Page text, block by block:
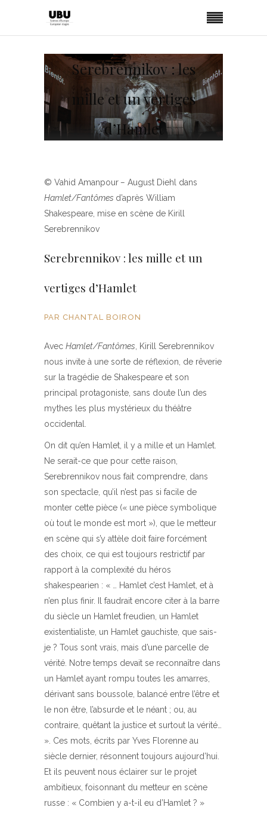
Serebrennikov : les
mille et un vertiges
d’Hamlet
© Vahid Amanpour– August Diehl dans
Hamlet/Fantômes d’après William
Shakespeare, mise en scène de Kirill
Serebrennikov
Serebrennikov : les mille et un
vertiges d’Hamlet
PAR CHANTAL BOIRON
Avec Hamlet/Fantômes , Kirill Serebrennikov
nous invite à une sorte de réflexion, de rêverie
sur la tragédie de Shakespeare et son
principal protagoniste, sans doute l’un des
mythes les plus mystérieux du théâtre
occidental.
On dit qu’en Hamlet, il y a mille et un Hamlet.
Ne serait-ce que pour cette raison,
Serebrennikov nous fait comprendre, dans
son spectacle, qu’il n’est pas si facile de
monter cette pièce (« une pièce symbolique
où tout le monde est mort »), que le metteur
en scène qui s’y attèle doit faire forcément
des choix, ce qui est toujours restrictif par
rapport à la complexité du héros
shakespearien : « … Hamlet c’est Hamlet, et à
n’en plus finir. Il faudrait encore citer à la barre
du siècle un Hamlet freudien, un Hamlet
existentialiste, un Hamlet gauchiste, que sais-
je ? Tous sont vrais, mais d’une parcelle de
vérité. Notre temps devait se reconnaître dans
un Hamlet ayant rompu toutes les amarres,
dérivant sans boussole, balancé entre l’être et
le non être, l’absurde et le néant ; ou, au
contraire, quêtant la justice et surtout la vérité…
». Ces mots, écrits par Yves Florenne au
siècle dernier, résonnent toujours aujourd’hui.
Et ils peuvent nous éclairer sur le projet
ambitieux, foisonnant du metteur en scène
russe : « Combien y a-t-il eu d’Hamlet ? »